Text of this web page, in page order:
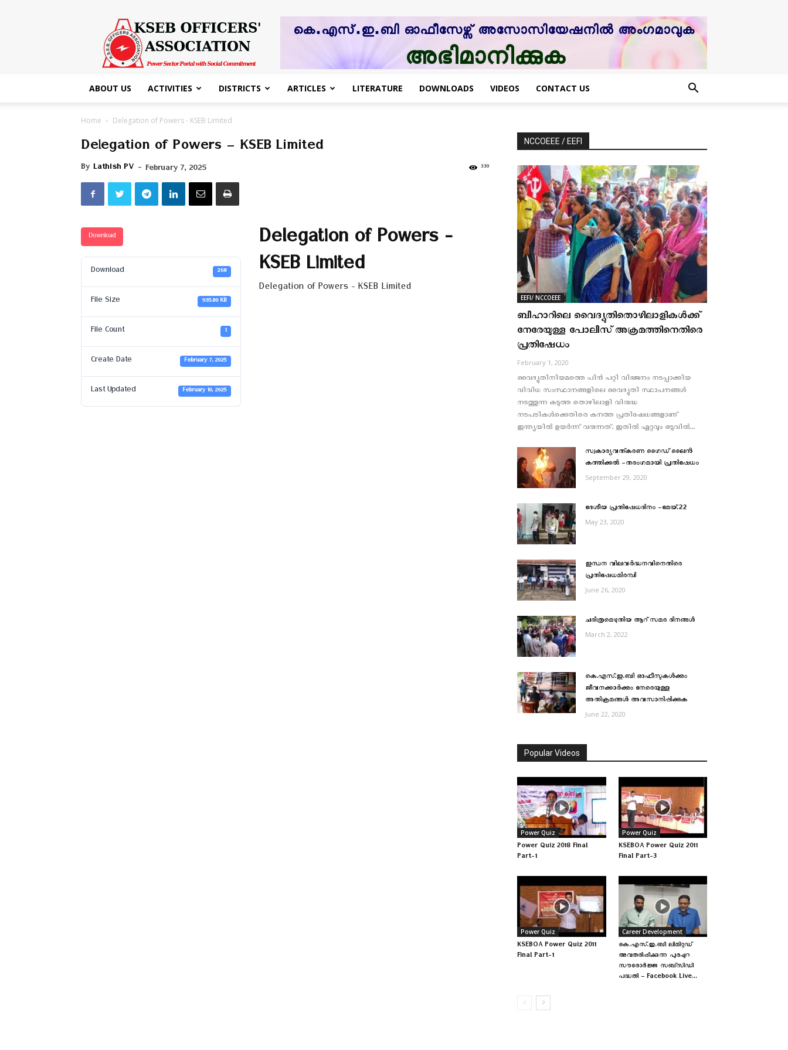
KSEB
Officers'
Association
ABOUT US ACTIVITIES DISTRICTS ARTICLES LITERATURE DOWNLOADS VIDEOS CONTACT US
Home Delegation of Powers - KSEB Limited
Delegation of Powers – KSEB Limited
By Lathish PV - February 7, 2025 330
Download
Download 268
File Size 935.80 KB
File Count 1
Create Date February 7, 2025
Last Updated February 10, 2025
Delegation of Powers -
KSEB Limited
Delegation of Powers - KSEB Limited
NCCOEEE / EEFI
EEFI/ NCCOEEE
ബീഹാറിലെ വൈദ്യുതിതൊഴിലാളികള്‍ക്ക്
നേരേയുള്ള പോലീസ് അക്രമത്തിനെതിരെ
പ്രതിഷേധം
February 1, 2020
വൈദ്യുതിനിയമത്തെ പിന്‍ പറ്റി വിഭജനം നടപ്പാക്കിയ
വിവിധ സംസ്ഥാനങ്ങളിലെ വൈദ്യുതി സ്ഥാപനങ്ങള്‍
നടത്തുന്ന കടുത്ത തൊഴിലാളി വിരുദ്ധ
നടപടികള്‍ക്കെതിരെ കനത്ത പ്രതിഷേധങ്ങളാണ്
ഇന്ത്യയില്‍ ഉയര്‍ന്ന് വരുന്നത്. ഇതില്‍ ഏറ്റവും ഒടുവില്‍...
സ്വകാര്യവത്കരണ ഗൈഡ് ലൈൻ
കത്തിക്കൽ -തരംഗമായി പ്രതിഷേധം
September 29, 2020
ദേശീയ പ്രതിഷേധദിനം -മേയ്.22
May 23, 2020
ഇന്ധന വിലവര്‍ദ്ധനവിനെതിരെ
പ്രതിഷേധമിരമ്പി
June 26, 2020
ചരിത്രമെഴുതിയ ആറ് സമര ദിനങ്ങൾ
March 2, 2022
കെ.എസ്.ഇ.ബി ഓഫീസുകൾക്കും
ജീവനക്കാർക്കും നേരെയുള്ള
അതിക്രമങ്ങൾ അവസാനിപ്പിക്കുക
June 22, 2020
Popular Videos
Power Quiz
Power Quiz 2018 Final
Part-1
Power Quiz
KSEBOA Power Quiz 2011
Final Part-3
Power Quiz
KSEBOA Power Quiz 2011
Final Part-1
Career Development
കെ.എസ്.ഇ.ബി ലിമിറ്റഡ്
അവതരിപ്പിക്കുന്ന പുരപ്പുറ
സൗരോർജ്ജ സബ്‌സിഡി
പദ്ധതി – Facebook Live...